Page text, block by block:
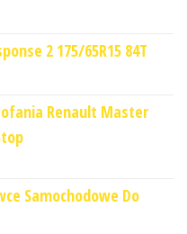
2 175/65R15 84T
Renault Master
Samochodowe Do